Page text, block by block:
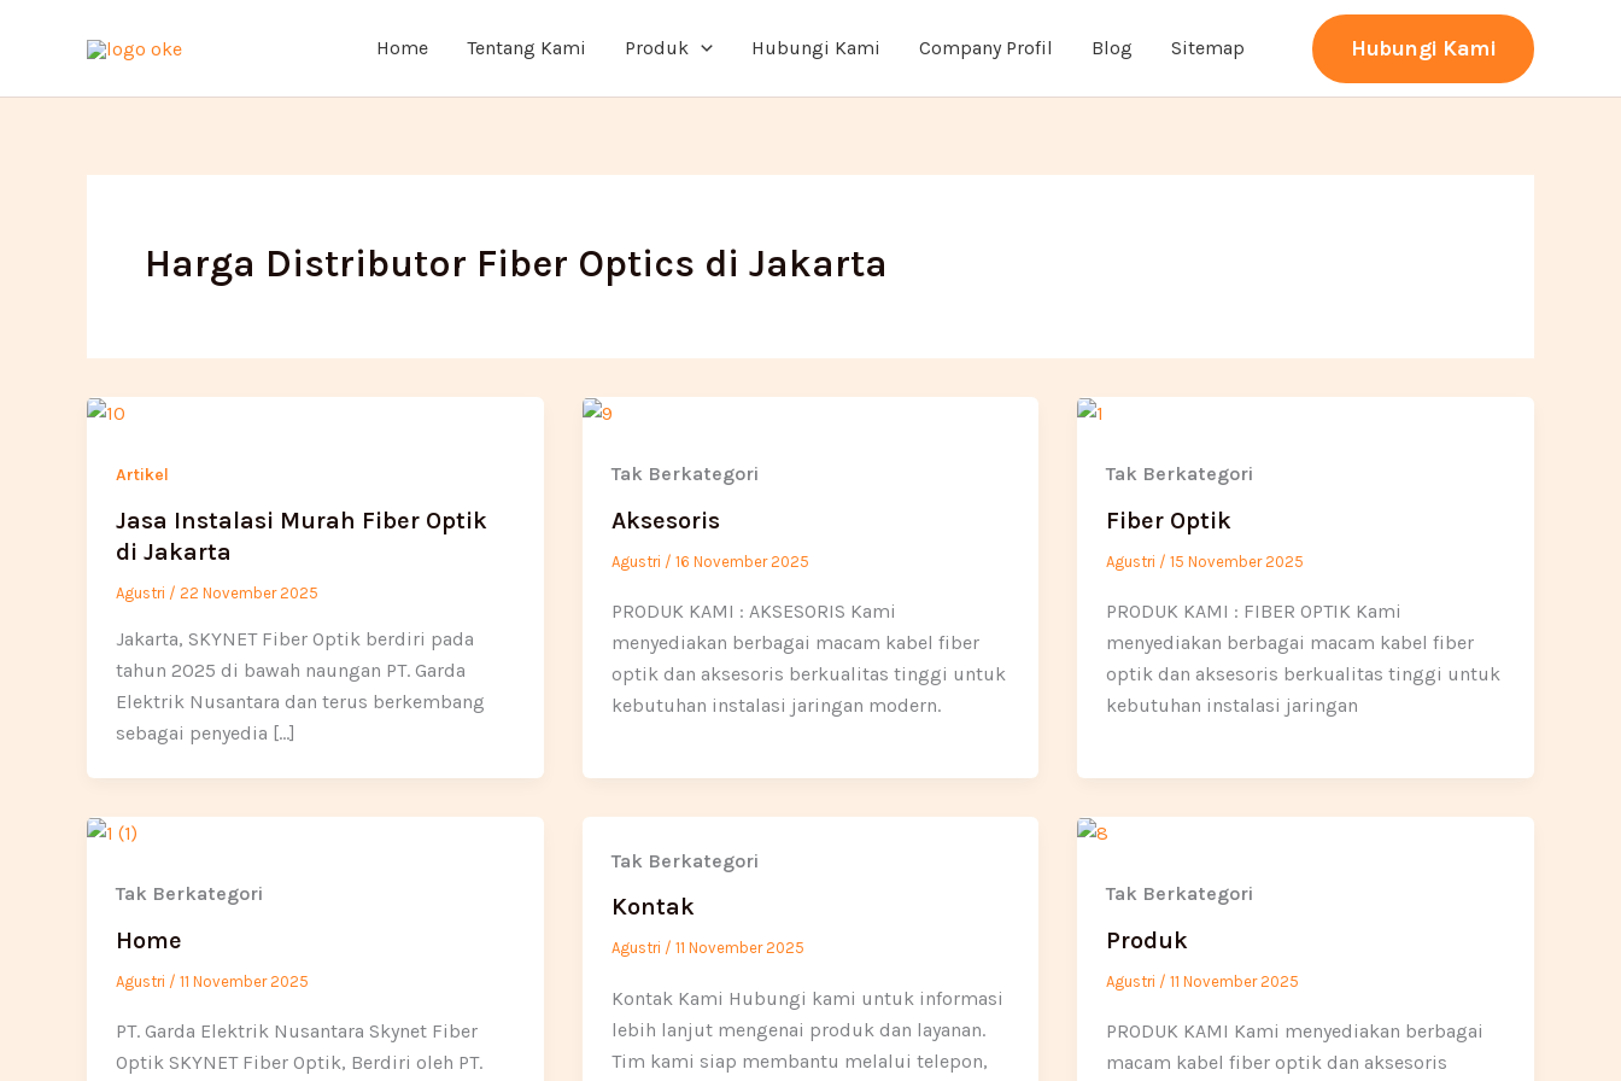
Home Tentang Kami Produk Hubungi Kami Company Profil Blog Sitemap Hubungi Kami
Harga Distributor Fiber Optics di Jakarta
Artikel
Jasa Instalasi Murah Fiber Optik
di Jakarta
Agustri / 22 November 2025
Jakarta, SKYNET Fiber Optik berdiri pada
tahun 2025 di bawah naungan PT. Garda
Elektrik Nusantara dan terus berkembang
sebagai penyedia […]
Tak Berkategori
Aksesoris
Agustri / 16 November 2025
PRODUK KAMI : AKSESORIS Kami
menyediakan berbagai macam kabel fiber
optik dan aksesoris berkualitas tinggi untuk
kebutuhan instalasi jaringan modern.
Tak Berkategori
Fiber Optik
Agustri /15 November 2025
PRODUK KAMI : FIBER OPTIK Kami
menyediakan berbagai macam kabel fiber
optik dan aksesoris berkualitas tinggi untuk
kebutuhan instalasi jaringan
Tak Berkategori
Home
Agustri / 11 November 2025
PT. Garda Elektrik Nusantara Skynet Fiber
Optik SKYNET Fiber Optik, Berdiri oleh PT.
Tak Berkategori
Kontak
Agustri / 11 November 2025
Kontak Kami Hubungi kami untuk informasi
lebih lanjut mengenai produk dan layanan.
Tim kami siap membantu melalui telepon,
Tak Berkategori
Produk
Agustri /11 November 2025
PRODUK KAMI Kami menyediakan berbagai
macam kabel fiber optik dan aksesoris